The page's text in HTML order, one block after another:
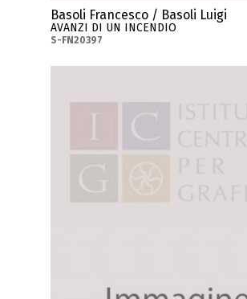
Basoli Francesco / Basoli Luigi
AVANZI DI UN INCENDIO
S-FN20397